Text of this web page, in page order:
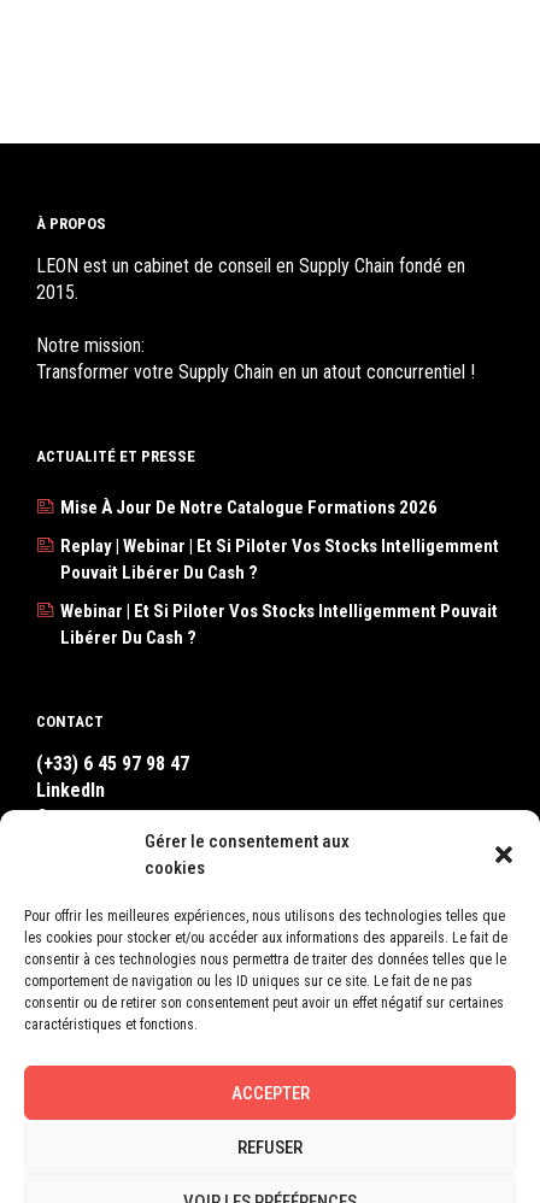
Gérer le consentement aux
cookies
Pour offrir les meilleures expériences, nous utilisons des technologies telles que
les cookies pour stocker et/ou accéder aux informations des appareils. Le fait de
consentir à ces technologies nous permettra de traiter des données telles que le
comportement de navigation ou les ID uniques sur ce site. Le fait de ne pas
consentir ou de retirer son consentement peut avoir un effet négatif sur certaines
caractéristiques et fonctions.
ACCEPTER
REFUSER
À PROPOS
LEON est un cabinet de conseil en Supply Chain fondé en
2015.
Notre mission:
Transformer votre Supply Chain en un atout concurrentiel !
ACTUALITÉ ET PRESSE
Mise À Jour De Notre Catalogue Formations 2026
Replay | Webinar | Et Si Piloter Vos Stocks Intelligemment
Pouvait Libérer Du Cash ?
Webinar | Et Si Piloter Vos Stocks Intelligemment Pouvait
Libérer Du Cash ?
CONTACT
(+33) 6 45 97 98 47
LinkedIn
Contact
OÙ NOUS TROUVER ?
LEON
2, Square Bellevue
78600 Le Mesnil-le-Roi